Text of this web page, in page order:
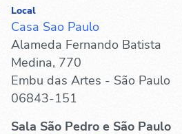
Local
Casa Sao Paulo
Alameda Fernando Batista
Medina, 770
Embu das Artes - São Paulo
06843-151
Sala São Pedro e São Paulo